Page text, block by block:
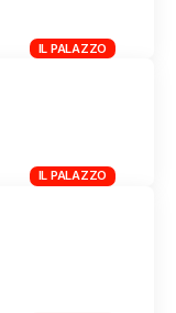
IL PALAZZO
IL PALAZZO